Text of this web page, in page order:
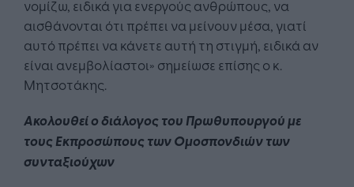
νομίζω, ειδικά για ενεργούς ανθρώπους, να
αισθάνονται ότι πρέπει να μείνουν μέσα, γιατί
αυτό πρέπει να κάνετε αυτή τη στιγμή, ειδικά αν
είναι ανεμβολίαστοι» σημείωσε επίσης ο κ.
Μητσοτάκης.
Ακολουθεί ο διάλογος του Πρωθυπουργού με
τους Εκπροσώπους των Ομοσπονδιών των
συνταξιούχων